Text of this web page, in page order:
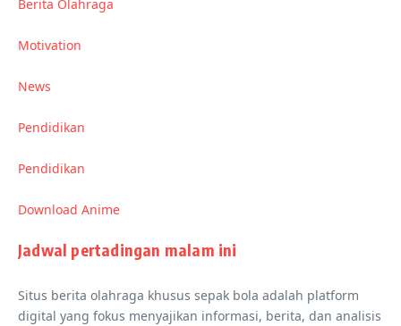
Berita Olahraga
Motivation
News
Pendidikan
Pendidikan
Download Anime
Jadwal pertadingan malam ini
Situs berita olahraga khusus sepak bola adalah platform
digital yang fokus menyajikan informasi, berita, dan analisis